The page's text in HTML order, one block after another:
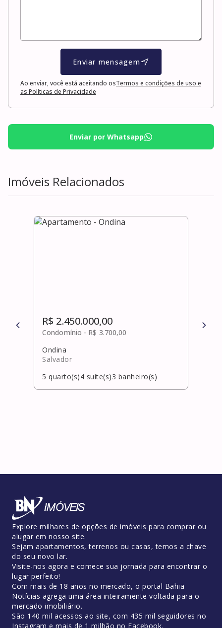
Enviar mensagem
Ao enviar, você está aceitando osTermos e condições de uso e
as Políticas de Privacidade
Enviar por Whatsapp
Imóveis Relacionados
R$ 2.450.000,00
Condomínio - R$ 3.700,00
Ondina
Salvador
5 quarto(s)4 suite(s)3 banheiro(s)
R$
Explore milhares de opções de imóveis para comprar ou
alugar em nosso site.
Sejam apartamentos, terrenos ou casas, temos a chave
do seu novo lar.
Visite-nos agora e comece sua jornada para encontrar o
lugar perfeito!
Com mais de 18 anos no mercado, o portal Bahia
Notícias agrega uma área inteiramente voltada para o
mercado imobiliário.
São 140 mil acessos ao site, com 435 mil seguidores no
Instagram e mais de 1 milhão no Facebook.